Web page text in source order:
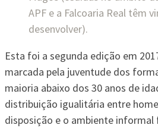
APF e a Falcoaria Real têm
desenvolver).
Esta foi a segunda edição em
marcada pela juventude dos
maioria abaixo dos 30 anos de
distribuição igualitária entre
disposição e o ambiente